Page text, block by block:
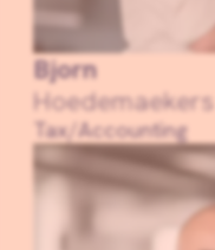
Bjorn
Hoedemaekers
Tax/Accounting